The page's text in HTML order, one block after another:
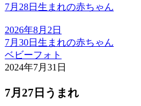
7月28日生まれの赤ちゃん
2026年8月2日
7月30日生まれの赤ちゃん
ベビーフォト
2024年7月31日
7月27日うまれ